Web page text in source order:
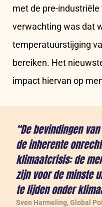
met de pre-
verwachting was dat
temperatuurstijging
bereiken. Het
impact hiervan op
“De bevindingen
de inherente
klimaatcrisis: de
zijn voor de minste
te lijden onder
Sven Harmeling, Global